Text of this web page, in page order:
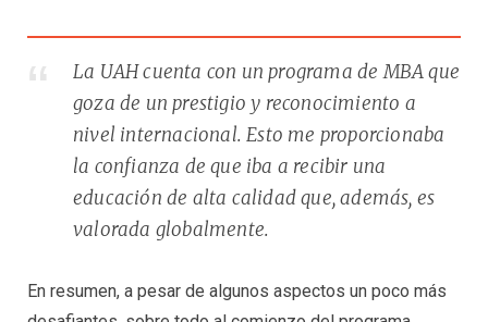
La UAH cuenta con un programa de MBA que
goza de un prestigio y reconocimiento a
nivel internacional. Esto me proporcionaba
la confianza de que iba a recibir una
educación de alta calidad que, además, es
valorada globalmente.
En resumen, a pesar de algunos aspectos un poco más